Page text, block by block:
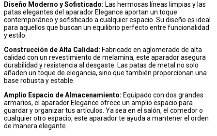
Diseño Moderno y Sofisticado: Las hermosas líneas limpias y las
patas elegantes del aparador Elegance aportan un toque
contemporáneo y sofisticado a cualquier espacio. Su diseño es ideal
para aquellos que buscan un equilibrio perfecto entre funcionalidad
y estilo.
Construcción de Alta Calidad: Fabricado en aglomerado de alta
calidad con un revestimiento de melamina, este aparador asegura
durabilidad y resistencia al desgaste. Las patas de metal no solo
añaden un toque de elegancia, sino que también proporcionan una
base robusta y estable.
Amplio Espacio de Almacenamiento: Equipado con dos grandes
armarios, el aparador Elegance ofrece un amplio espacio para
guardar y organizar tus artículos. Ya sea en el salón, el comedor o
cualquier otro espacio, este aparador te ayuda a mantener el orden
de manera elegante.